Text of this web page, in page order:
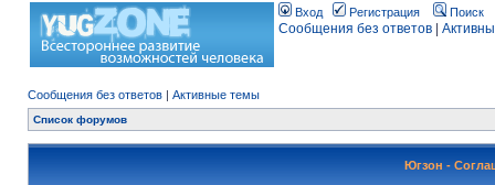
Вход Регистрация Поиск
Сообщения без ответов
Сообщения без ответов | Активные темы
Список форумов
Югзон -